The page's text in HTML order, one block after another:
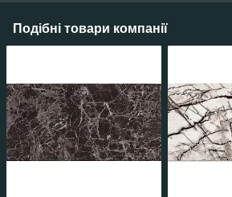
Подібні товари компанії